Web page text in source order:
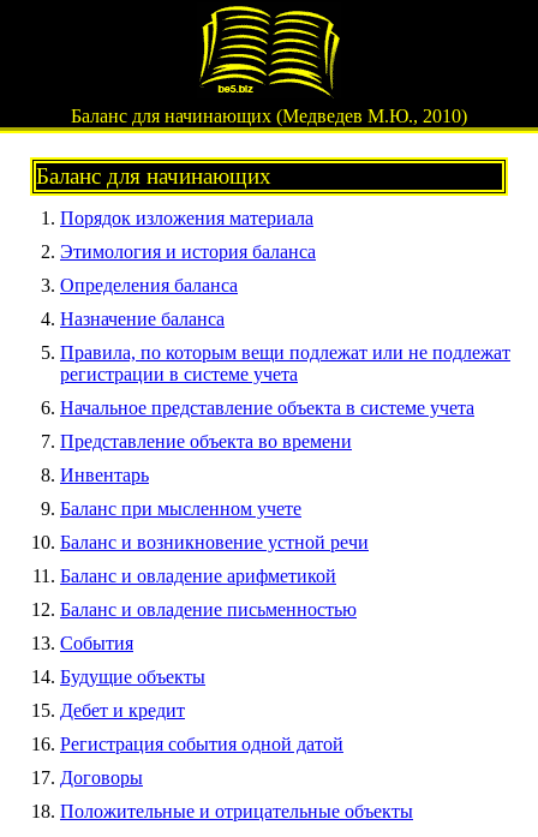
Баланс для начинающих (Медведев М.Ю., 2010)
Баланс для начинающих
Порядок изложения материала
Этимология и история баланса
Определения баланса
Назначение баланса
Правила, по которым вещи подлежат или не подлежат
регистрации в системе учета
Начальное представление объекта в системе учета
Представление объекта во времени
Инвентарь
Баланс при мысленном учете
Баланс и возникновение устной речи
Баланс и овладение арифметикой
Баланс и овладение письменностью
События
Будущие объекты
Дебет и кредит
Регистрация события одной датой
Договоры
Положительные и отрицательные объекты